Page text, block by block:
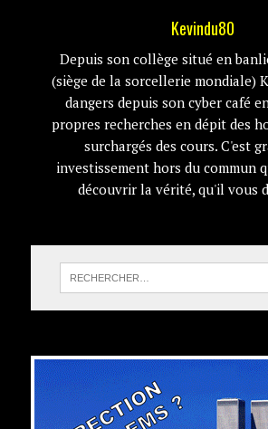
Kevindu80
Depuis son collège situé en
(siège de la sorcellerie mondiale)
dangers depuis son cyber café
propres recherches en dépit des
surchargés des cours. C'est
investissement hors du commun
découvrir la vérité, qu'il vous